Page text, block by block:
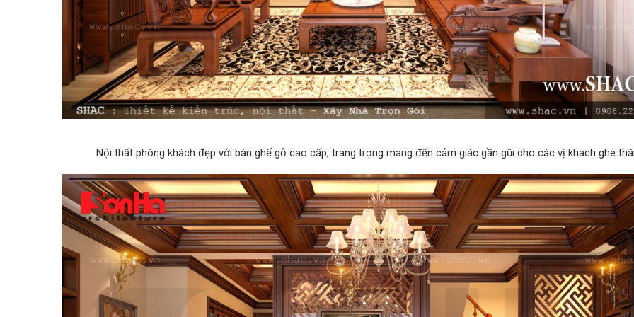
Nội thất phòng khách đẹp với bàn ghế gỗ cao cấp, trang trọng mang đến cảm giác gần gũi cho các vị khách ghé